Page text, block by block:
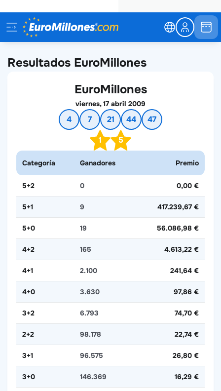
Resultados EuroMillones
EuroMillones
viernes, 17 abril 2009
4 7 21 44
47
1
5
Categoría Ganadores Premio
5+2 0 0,00 €
5+1 9 417.239,67 €
5+0 19 56.086,98 €
4+2 165 4.613,22 €
4+1 2.100 241,64 €
4+0 3.630 97,86 €
3+2 6.793 74,70 €
2+2 98.178 22,74 €
3+1 96.575 26,80 €
3+0 146.369 16,29 €